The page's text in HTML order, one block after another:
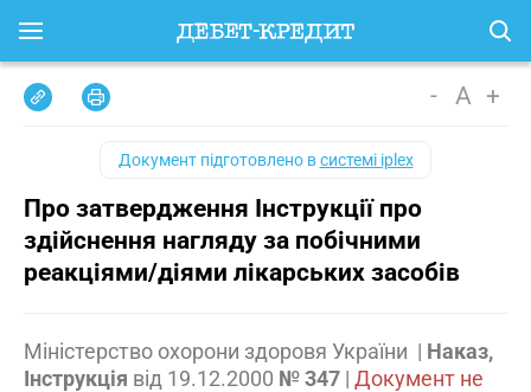
- A +
Документ підготовлено всистемі iplex
Про затвердження Інструкції про
здійснення нагляду за побічними
реакціями/діями лікарських засобів
Міністерство охорони здоровя України | Наказ,
Інструкція від 19.12.2000 № 347 | Документ не